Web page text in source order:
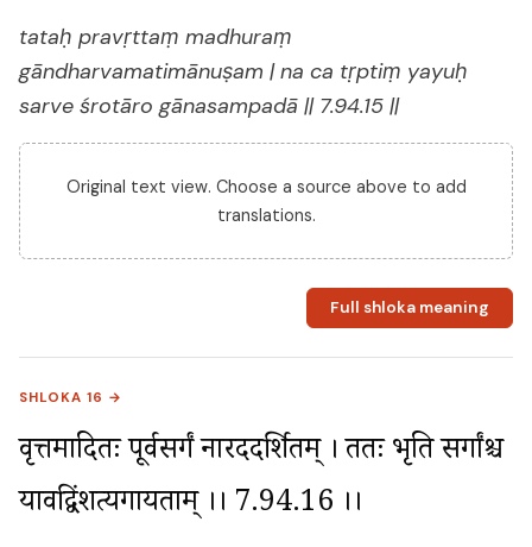
tataḥ pravṛttaṃ madhuraṃ
gāndharvamatimānuṣam | na ca tṛptiṃ yayuḥ
sarve śrotāro gānasampadā || 7.94.15 ||
Original text view. Choose a source above to add
translations.
Full shloka meaning
SHLOKA 16 →
प्रवृत्तमादितः पूर्वसर्गं नारददर्शितम् । ततः प्रभृति सर्गांश्च
यावद्विंशत्यगायताम् ।। 7.94.16 ।।